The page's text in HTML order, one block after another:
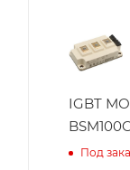
IGBT
Под